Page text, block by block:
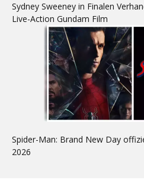
Sydney Sweeney in Finalen
Live-Action Gundam Film
Spider-Man: Brand New Day
2026